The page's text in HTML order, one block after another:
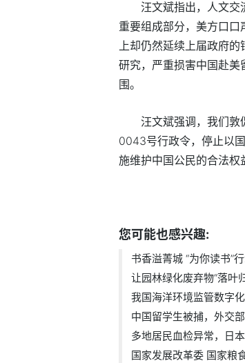
汪文斌指出，人文
重要组成部分，美方口
上却仍然延续上届政府
研究，严重损害中国赴
围。
汪文斌强调，我们敦
0043号行政令，停止以
施维护中国公民的合法权
您可能也感兴趣:
书香溢菁城 “为你读书”
让园林绿化废弃物“落叶
我国海洋环境监管数字
中国留学生被捕，外交
多地居民血检异常，日
国家发展改革委 国家粮